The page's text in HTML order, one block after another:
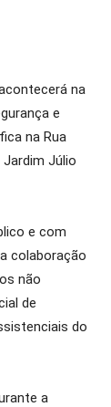
na
e
na Rua
Jardim Júlio
e com
colaboração
não
de
do
a